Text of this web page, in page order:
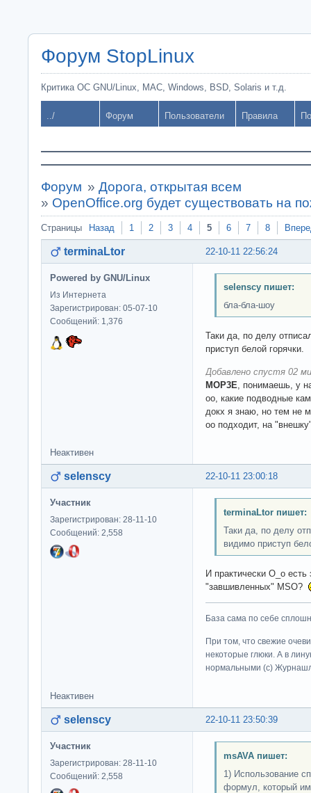
Форум StopLinux
Критика ОС GNU/Linux, MAC, Windows, BSD, Solaris и т.д.
../ Форум Пользователи Правила
Форум » Дорога, открытая всем
» OpenOffice.org будет существовать на
Страницы Назад 1 2 3 4 5 6 7 8
22-10-11 22:56:24
terminaLtor
Powered by GNU/Linux
Из Интернета
Зарегистрирован: 05-07-10
Сообщений: 1,376
selenscy пишет:
бла-бла-шоу
Таки да, по делу
приступ белой горячки.
Добавлено спустя 02
MOP3E, понимаешь, у
оо, какие подводные
докх я знаю, но тем не
оо подходит, на
Неактивен
22-10-11 23:00:18
selenscy
Участник
Зарегистрирован: 28-11-10
Сообщений: 2,558
terminaLtor пишет:
Таки да, по делу
видимо приступ
И практически О_о
"завшивленных" MSO?
База сама по себе
При том, что свежие
некоторые глюки. А в
нормальными (c)
Неактивен
22-10-11 23:50:39
selenscy
Участник
Зарегистрирован: 28-11-10
Сообщений: 2,558
msAVA пишет:
1) Использование
формул, который